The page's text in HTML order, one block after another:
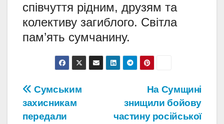
співчуття рідним, друзям та
колективу загиблого. Світла
пам’ять сумчанину.
Навігація
записів
На Сумщині
знищили бойову
частину російської
Сумським
захисникам
передали